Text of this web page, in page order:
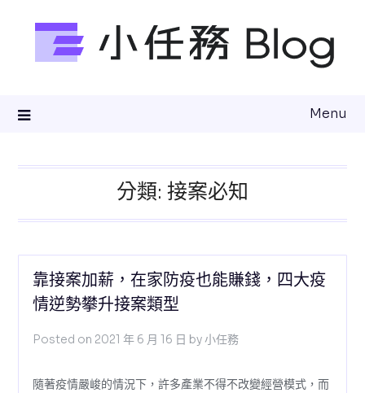
Menu
分類: 接案必知
靠接案加薪，在家防疫也能賺錢，四大疫
情逆勢攀升接案類型
Posted on 2021 年 6 月 16 日 by 小任務
隨著疫情嚴峻的情況下，許多產業不得不改變經營模式，而